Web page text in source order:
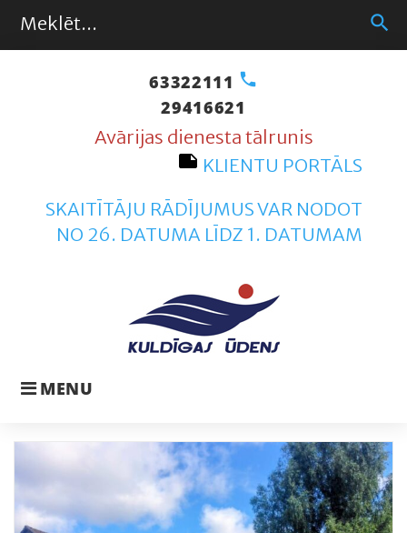
Skip
search
63322111 call
29416621
Avārijas dienesta tālrunis
note KLIENTU PORTĀLS
SKAITĪTĀJU RĀDĪJUMUS VAR NODOT
NO 26. DATUMA LĪDZ 1. DATUMAM
MENU
Diena:
19.